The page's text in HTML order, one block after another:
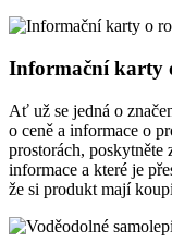
Informační karty
Ať už se jedná o
o ceně a informace o
prostorách, poskytněte
informace a které je
že si produkt mají